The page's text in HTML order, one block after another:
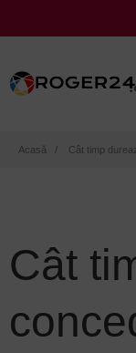
Acasă Cât timp
Cât